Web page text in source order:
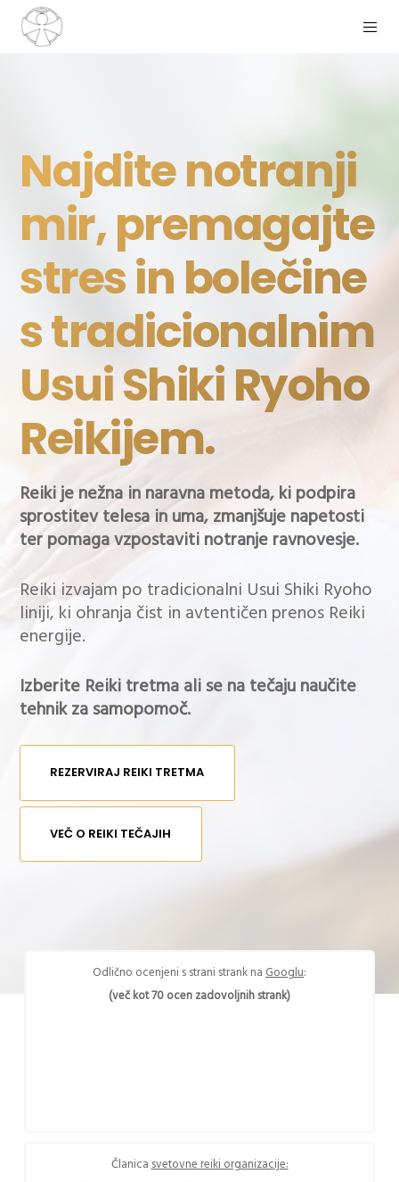
Najdite notranji
mir, premagajte
stres in bolečine
s tradicionalnim
Usui Shiki Ryoho
Reikijem.
Reiki je nežna in naravna metoda, ki podpira
sprostitev telesa in uma, zmanjšuje napetosti
ter pomaga vzpostaviti notranje ravnovesje.
Reiki izvajam po tradicionalni Usui Shiki Ryoho
liniji, ki ohranja čist in avtentičen prenos Reiki
energije.
Izberite Reiki tretma ali se na tečaju naučite
tehnik za samopomoč.
REZERVIRAJ REIKI TRETMA
VEČ O REIKI TEČAJIH
Odlično ocenjeni s strani strank naGooglu:
(več kot 70 ocen zadovoljnih strank)
Članicasvetovne reiki organizacije: